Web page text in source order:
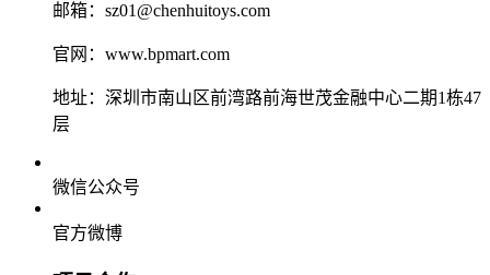
邮箱：sz01@chenhuitoys.com
官网：www.bpmart.com
地址：深圳市南山区前湾路前海世茂金融中心二期1栋47
层
微信公众号
官方微博